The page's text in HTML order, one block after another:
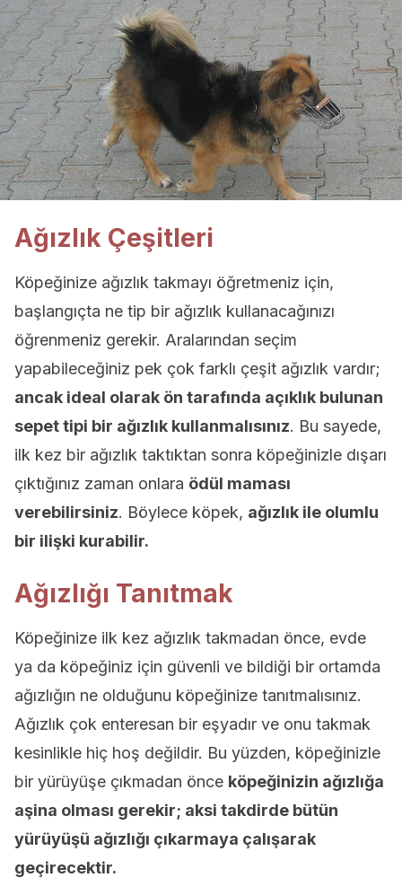
Ağızlık Çeşitleri
Köpeğinize ağızlık takmayı öğretmeniz için,
başlangıçta ne tip bir ağızlık kullanacağınızı
öğrenmeniz gerekir. Aralarından seçim
yapabileceğiniz pek çok farklı çeşit ağızlık vardır;
ancak ideal olarak ön tarafında açıklık bulunan
sepet tipi bir ağızlık kullanmalısınız. Bu sayede,
ilk kez bir ağızlık taktıktan sonra köpeğinizle dışarı
çıktığınız zaman onlara ödül maması
verebilirsiniz. Böylece köpek, ağızlık ile olumlu
bir ilişki kurabilir.
Ağızlığı Tanıtmak
Köpeğinize ilk kez ağızlık takmadan önce, evde
ya da köpeğiniz için güvenli ve bildiği bir ortamda
ağızlığın ne olduğunu köpeğinize tanıtmalısınız.
Ağızlık çok enteresan bir eşyadır ve onu takmak
kesinlikle hiç hoş değildir. Bu yüzden, köpeğinizle
bir yürüyüşe çıkmadan önce köpeğinizin ağızlığa
aşina olması gerekir; aksi takdirde bütün
yürüyüşü ağızlığı çıkarmaya çalışarak
geçirecektir.